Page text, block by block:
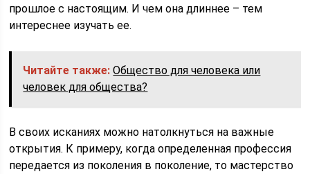
прошлое с настоящим. И чем она длиннее – тем
интереснее изучать ее.
Читайте также: Общество для человека или
человек для общества?
В своих исканиях можно натолкнуться на важные
открытия. К примеру, когда определенная профессия
передается из поколения в поколение, то мастерство